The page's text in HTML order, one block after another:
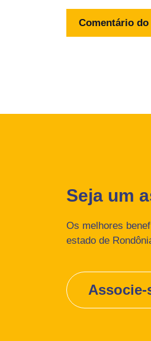
Seja um
Os melhores
estado de
Associe-